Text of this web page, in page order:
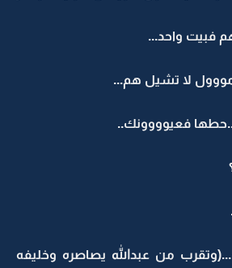
فبيت واحد...
لا تشيل هم...
فعيوووونك..
من عبدالله يصاصره وخليفه